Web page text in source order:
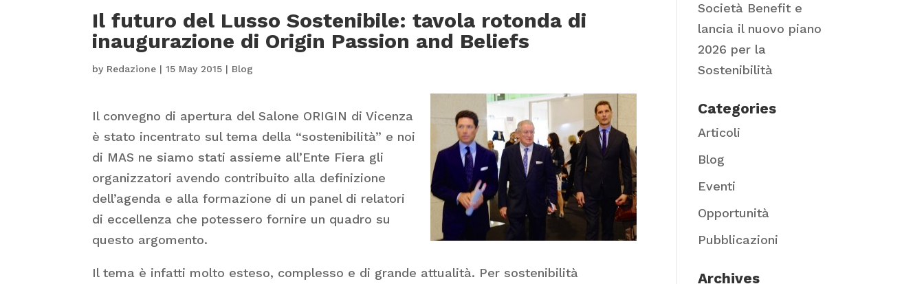
Il futuro del Lusso Sostenibile: tavola rotonda di
inaugurazione di Origin Passion and Beliefs
by Redazione |15 May 2015 | Blog
Il convegno di apertura del Salone ORIGIN di Vicenza
è stato incentrato sul tema della “sostenibilità” e noi
di MAS ne siamo stati assieme all’Ente Fiera gli
organizzatori avendo contribuito alla definizione
dell’agenda e alla formazione di un panel di relatori
di eccellenza che potessero fornire un quadro su
questo argomento.
Il tema è infatti molto esteso, complesso e di grande attualità. Per sostenibilità
Società Benefit e
lancia il nuovo piano
2026 per la
Sostenibilità
Categories
Articoli
Blog
Eventi
Opportunità
Pubblicazioni
Archives